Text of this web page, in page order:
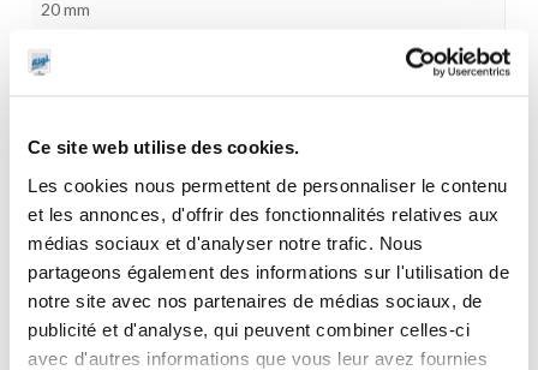
Ce site web utilise des cookies.
Les cookies nous permettent de personnaliser le contenu
et les annonces, d'offrir des fonctionnalités relatives aux
médias sociaux et d'analyser notre trafic. Nous
partageons également des informations sur l'utilisation de
notre site avec nos partenaires de médias sociaux, de
publicité et d'analyse, qui peuvent combiner celles-ci
avec d'autres informations que vous leur avez fournies
20 mm
Pistolet
Gamme tarifaire
Equipements d'atelier
Unité d'emballage
Dimensions en cm (L × l × h)